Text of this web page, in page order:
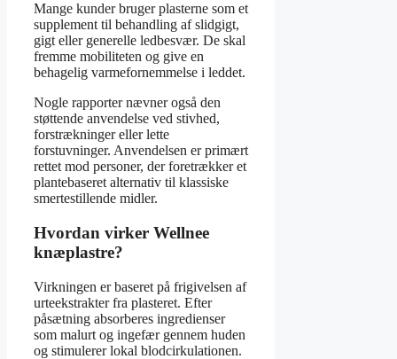
Mange kunder bruger plasterne som et
supplement til behandling af slidgigt,
gigt eller generelle ledbesvær. De skal
fremme mobiliteten og give en
behagelig varmefornemmelse i leddet.
Nogle rapporter nævner også den
støttende anvendelse ved stivhed,
forstrækninger eller lette
forstuvninger. Anvendelsen er primært
rettet mod personer, der foretrækker et
plantebaseret alternativ til klassiske
smertestillende midler.
Hvordan virker Wellnee
knæplastre?
Virkningen er baseret på frigivelsen af
urteekstrakter fra plasteret. Efter
påsætning absorberes ingredienser
som malurt og ingefær gennem huden
og stimulerer lokal blodcirkulationen.